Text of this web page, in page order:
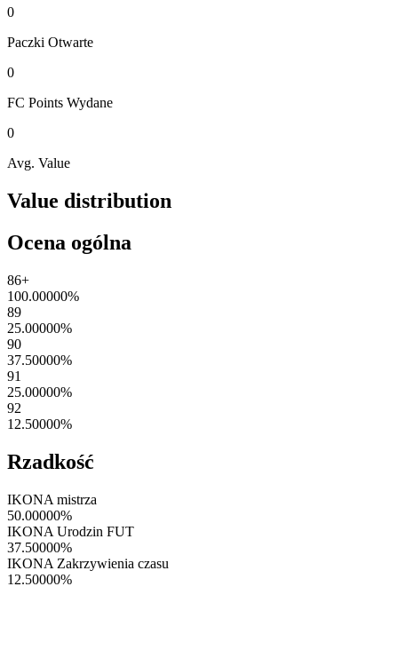
0
Paczki Otwarte
0
FC Points Wydane
0
Avg. Value
Value distribution
Ocena ogólna
86+
100.00000%
89
25.00000%
90
37.50000%
91
25.00000%
92
12.50000%
Rzadkość
IKONA mistrza
50.00000%
IKONA Urodzin FUT
37.50000%
IKONA Zakrzywienia czasu
12.50000%